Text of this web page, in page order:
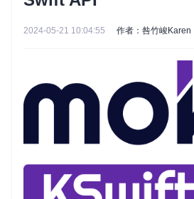
2024-05-21 10:04:55 作者：咎竹峻Karen